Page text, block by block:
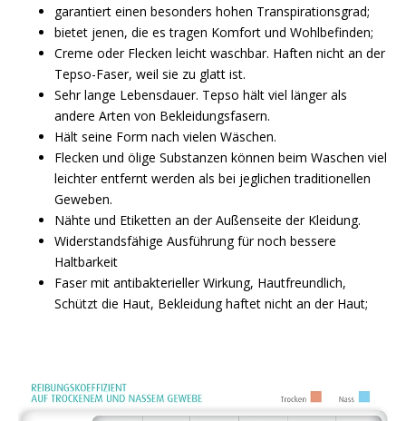
garantiert einen besonders hohen Transpirationsgrad;
bietet jenen, die es tragen Komfort und Wohlbefinden;
Creme oder Flecken leicht waschbar. Haften nicht an der
Tepso-Faser, weil sie zu glatt ist.
Sehr lange Lebensdauer. Tepso hält viel länger als
andere Arten von Bekleidungsfasern.
Hält seine Form nach vielen Wäschen.
Flecken und ölige Substanzen können beim Waschen viel
leichter entfernt werden als bei jeglichen traditionellen
Geweben.
Nähte und Etiketten an der Außenseite der Kleidung.
Widerstandsfähige Ausführung für noch bessere
Haltbarkeit
Faser mit antibakterieller Wirkung, Hautfreundlich,
Schützt die Haut, Bekleidung haftet nicht an der Haut;